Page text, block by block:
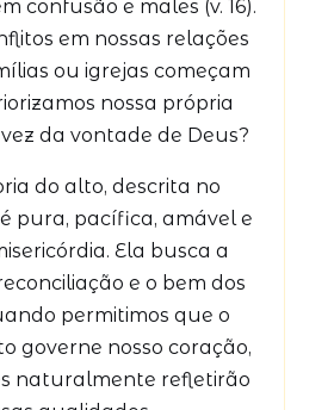
confusão e males (v. 16).
em nossas relações
ou igrejas começam
nossa própria
da vontade de Deus?
do alto, descrita no
pura, pacífica, amável e
Ela busca a
e o bem dos
permitimos que o
governe nosso coração,
naturalmente refletirão